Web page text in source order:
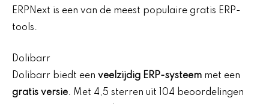
ERPNext is een van de meest populaire gratis ERP-
tools.
Dolibarr
Dolibarr biedt een veelzijdig ERP-systeem met een
gratis versie. Met 4,5 sterren uit 104 beoordelingen